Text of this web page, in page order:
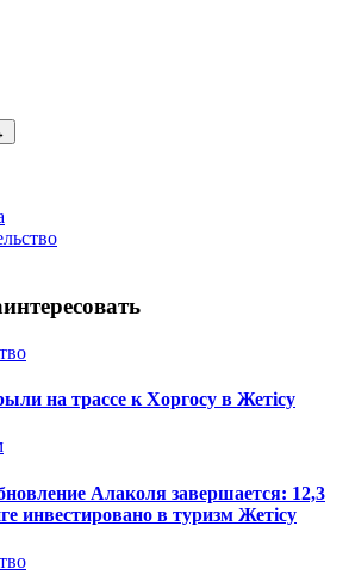
на трассе к Хоргосу в Жетісу
Алаколя завершается: 12,3
инвестировано в туризм Жетісу